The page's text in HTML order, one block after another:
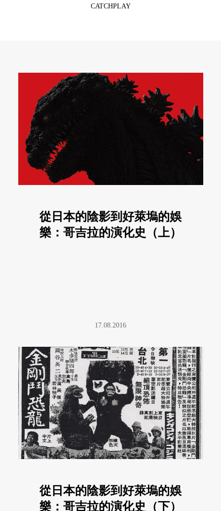
CATCHPLAY
從日本的陰影到好萊塢的娛
樂：哥吉拉的演化史（上）
17.08.2016
從日本的陰影到好萊塢的娛
樂：哥吉拉的演化史（下）